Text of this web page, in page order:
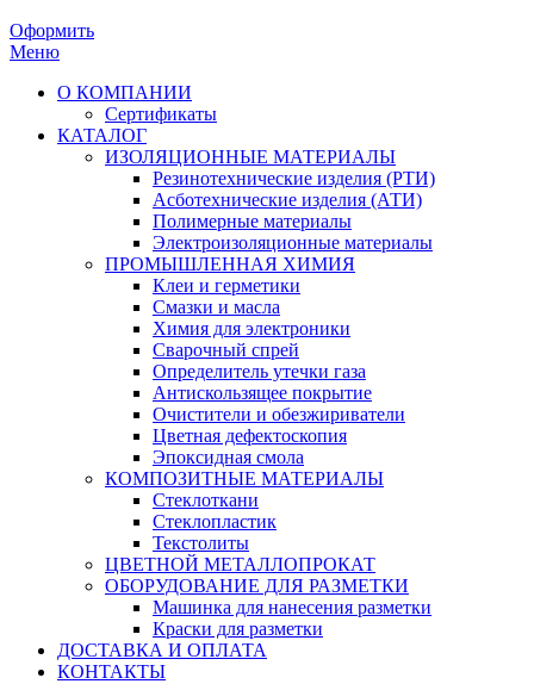
Оформить
Меню
О КОМПАНИИ
Сертификаты
КАТАЛОГ
ИЗОЛЯЦИОННЫЕ МАТЕРИАЛЫ
Резинотехнические изделия (РТИ)
Асботехнические изделия (АТИ)
Полимерные материалы
Электроизоляционные материалы
ПРОМЫШЛЕННАЯ ХИМИЯ
Клеи и герметики
Смазки и масла
Химия для электроники
Сварочный спрей
Определитель утечки газа
Антискользящее покрытие
Очистители и обезжириватели
Цветная дефектоскопия
Эпоксидная смола
КОМПОЗИТНЫЕ МАТЕРИАЛЫ
Стеклоткани
Стеклопластик
Текстолиты
ЦВЕТНОЙ МЕТАЛЛОПРОКАТ
ОБОРУДОВАНИЕ ДЛЯ РАЗМЕТКИ
Машинка для нанесения разметки
Краски для разметки
ДОСТАВКА И ОПЛАТА
КОНТАКТЫ